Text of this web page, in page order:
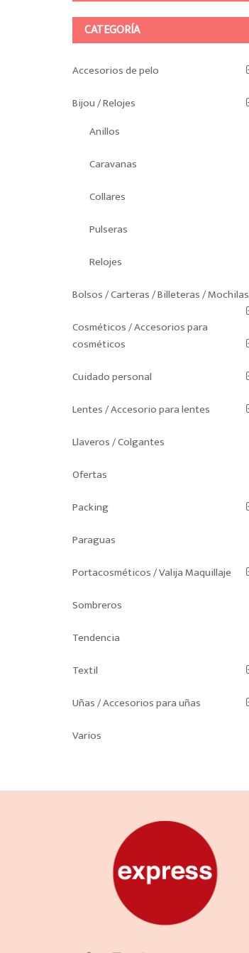
CATEGORÍA
Accesorios de pelo
Bijou / Relojes
Anillos
Caravanas
Collares
Pulseras
Relojes
Bolsos / Carteras / Billeteras / Mochilas
Cosméticos / Accesorios para
cosméticos
Cuidado personal
Lentes / Accesorio para lentes
Llaveros / Colgantes
Ofertas
Packing
Paraguas
Portacosméticos / Valija Maquillaje
Sombreros
Tendencia
Textil
Uñas / Accesorios para uñas
Varios